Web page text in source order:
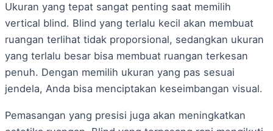
Ukuran yang tepat sangat penting saat memilih
vertical blind. Blind yang terlalu kecil akan membuat
ruangan terlihat tidak proporsional, sedangkan ukuran
yang terlalu besar bisa membuat ruangan terkesan
penuh. Dengan memilih ukuran yang pas sesuai
jendela, Anda bisa menciptakan keseimbangan visual.
Pemasangan yang presisi juga akan meningkatkan